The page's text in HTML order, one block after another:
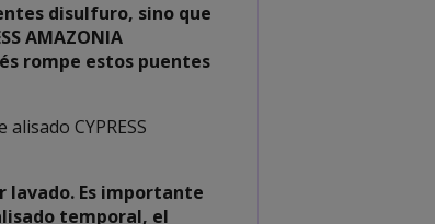
disulfuro, sino que
AMAZONIA
rompe estos puentes
CYPRESS
lavado. Es importante
temporal, el